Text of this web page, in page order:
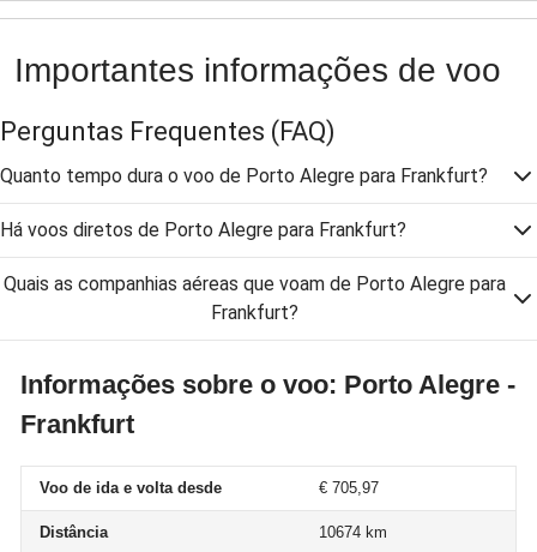
Importantes informações de voo
Perguntas Frequentes (FAQ)
Quanto tempo dura o voo de Porto Alegre para Frankfurt?
Há voos diretos de Porto Alegre para Frankfurt?
Quais as companhias aéreas que voam de Porto Alegre para
Frankfurt?
Informações sobre o voo: Porto Alegre -
Frankfurt
Voo de ida e volta desde € 705,97
Distância 10674 km